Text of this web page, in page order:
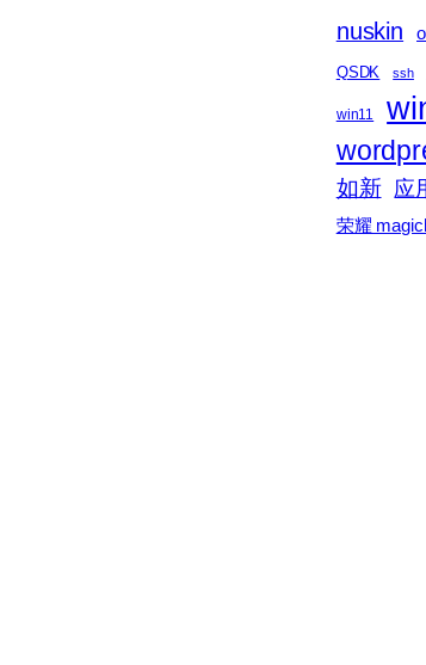
nuskin
QSDK ssh
win11
如新 应
荣耀